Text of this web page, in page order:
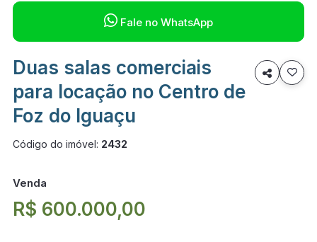
 Fale no WhatsApp
Duas salas comerciais
para locação no Centro de
Foz do Iguaçu

Código do imóvel: 2432
Venda
R$ 600.000,00